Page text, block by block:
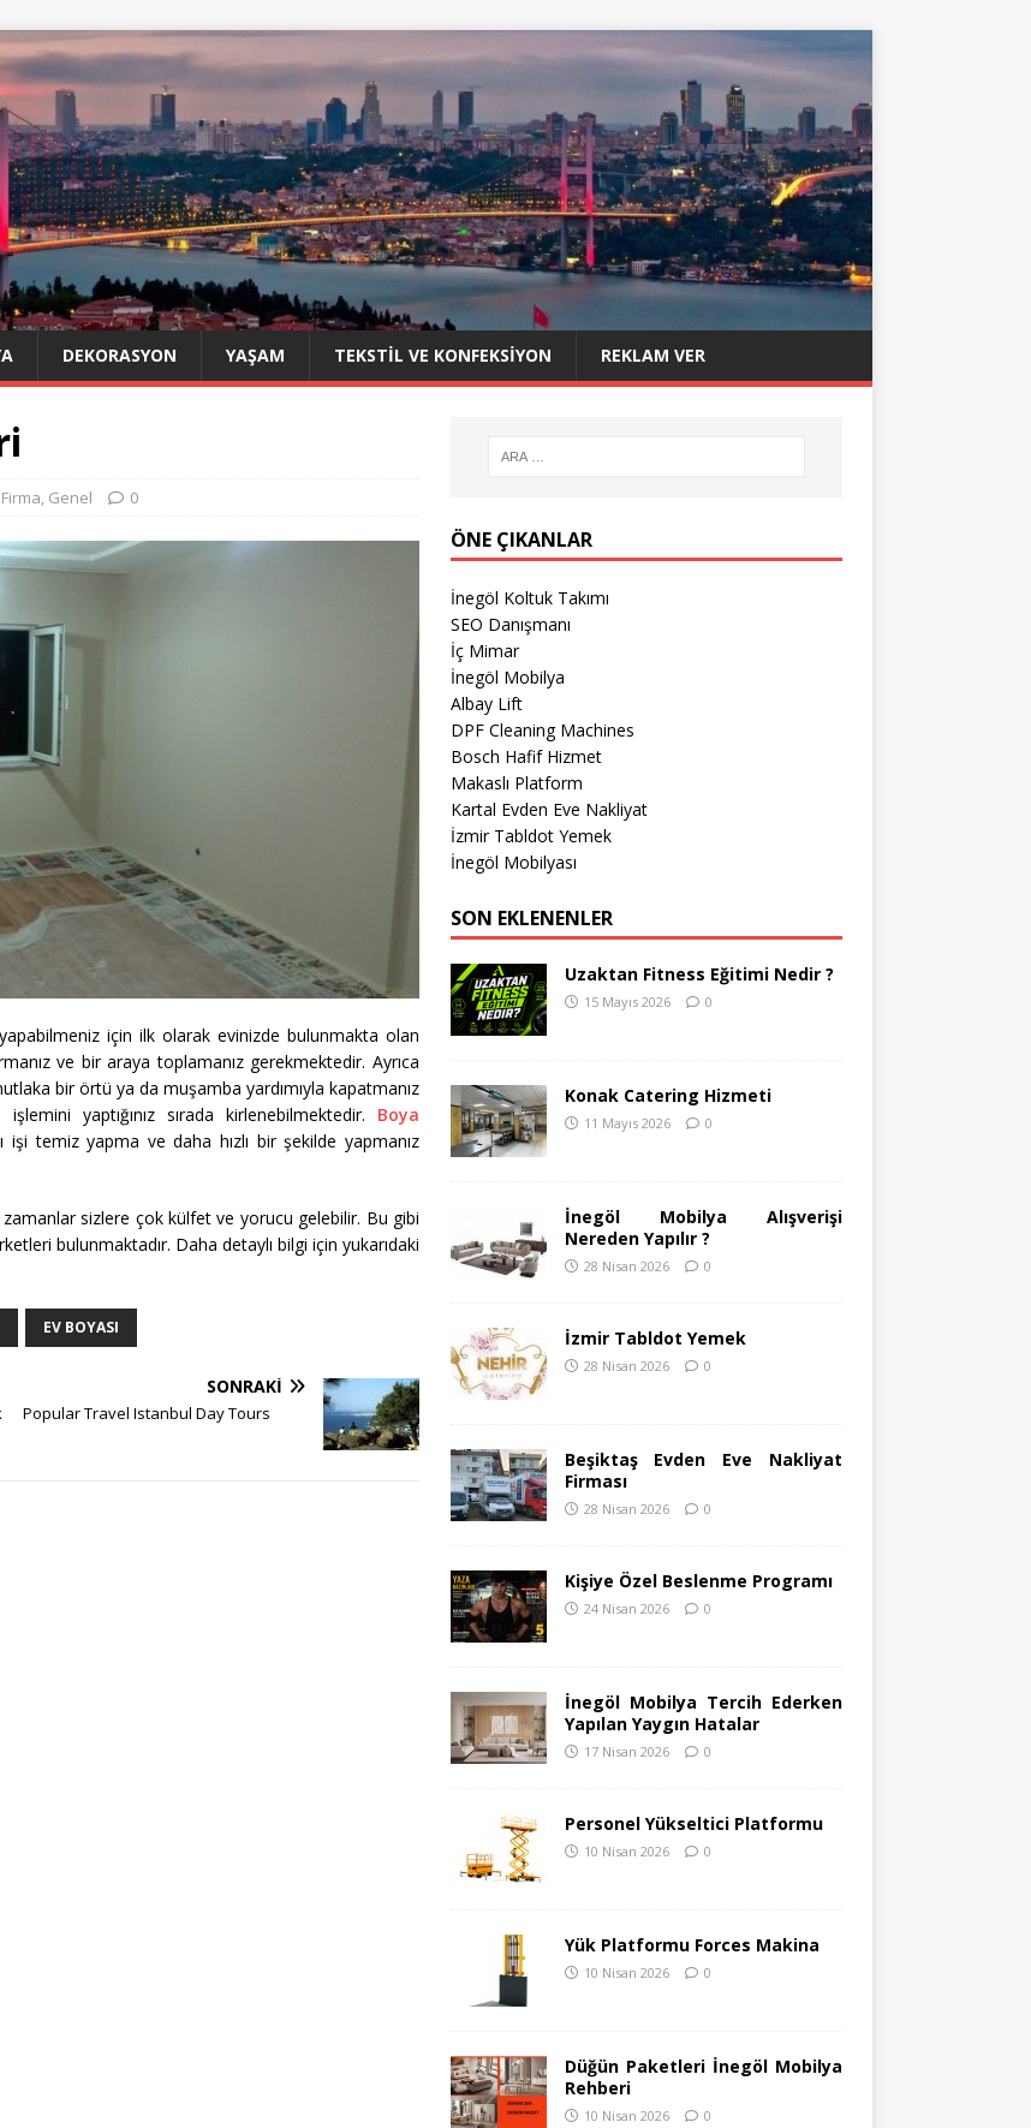
DEKORASYON YAŞAM TEKSTIL VE KONFEKSIYON REKLAM VER
Firma, Genel 0
için ilk olarak evinizde bulunmakta olan
ve bir araya toplamanız gerekmektedir. Ayrıca
bir örtü ya da muşamba yardımıyla kapatmanız
yaptığınız sırada kirlenebilmektedir. Boya
işi temiz yapma ve daha hızlı bir şekilde yapmanız
sizlere çok külfet ve yorucu gelebilir. Bu gibi
bulunmaktadır. Daha detaylı bilgi için yukarıdaki
EV BOYASI
SONRAKI
Popular Travel Istanbul Day Tours
ÖNE ÇIKANLAR
İnegöl Koltuk Takımı
SEO Danışmanı
İç Mimar
İnegöl Mobilya
Albay Lift
DPF Cleaning Machines
Bosch Hafif Hizmet
Makaslı Platform
Kartal Evden Eve Nakliyat
İzmir Tabldot Yemek
İnegöl Mobilyası
SON EKLENENLER
Uzaktan Fitness Eğitimi Nedir ?
15 Mayıs 2026 0
Konak Catering Hizmeti
11 Mayıs 2026 0
İnegöl Mobilya Alışverişi
Nereden Yapılır ?
28 Nisan 2026 0
İzmir Tabldot Yemek
28 Nisan 2026 0
Beşiktaş Evden Eve Nakliyat
Firması
28 Nisan 2026 0
Kişiye Özel Beslenme Programı
24 Nisan 2026 0
İnegöl Mobilya Tercih Ederken
Yapılan Yaygın Hatalar
17 Nisan 2026 0
Personel Yükseltici Platformu
10 Nisan 2026 0
Yük Platformu Forces Makina
10 Nisan 2026 0
Düğün Paketleri İnegöl Mobilya
Rehberi
10 Nisan 2026 0